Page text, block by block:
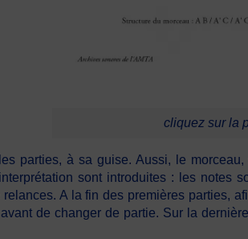
cliquez sur la
parties, à sa guise. Aussi, le
sont introduites : les
A la fin des premières parties,
de changer de partie. Sur la